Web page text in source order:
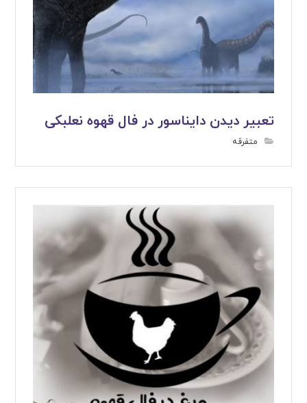
تعبیر دیدن دایناسور در فال قهوه نعلبکی
متفرقه